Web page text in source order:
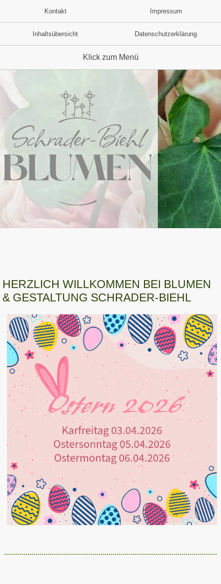
Kontakt Impressum
Inhaltsübersicht Datenschutzerklärung
Klick zum Menü
HERZLICH WILLKOMMEN BEI BLUMEN
& GESTALTUNG SCHRADER-BIEHL